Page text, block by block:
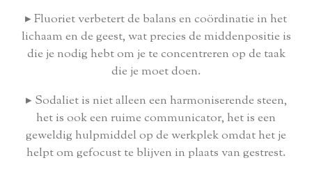
▸ Fluoriet verbetert de balans en coördinatie in het
lichaam en de geest, wat precies de middenpositie is
die je nodig hebt om je te concentreren op de taak
die je moet doen.
▸ Sodaliet is niet alleen een harmoniserende steen,
het is ook een ruime communicator, het is een
geweldig hulpmiddel op de werkplek omdat het je
helpt om gefocust te blijven in plaats van gestrest.